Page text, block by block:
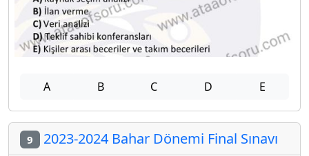
A B C D E
9 2023-2024 Bahar Dönemi Final Sınavı